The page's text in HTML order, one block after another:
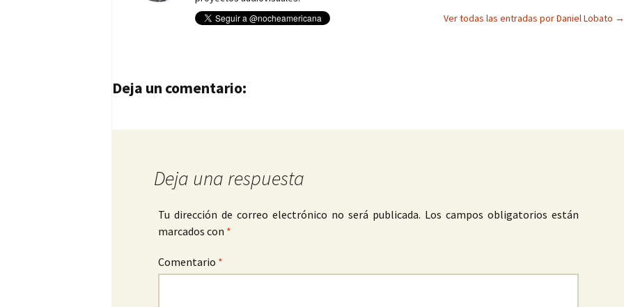
Ver todas las entradas por Daniel Lobato →
Navegación de entradas
Deja un comentario:
Deja una respuesta
Tu dirección de correo electrónico no será publicada. Los campos obligatorios están
marcados con *
Comentario *